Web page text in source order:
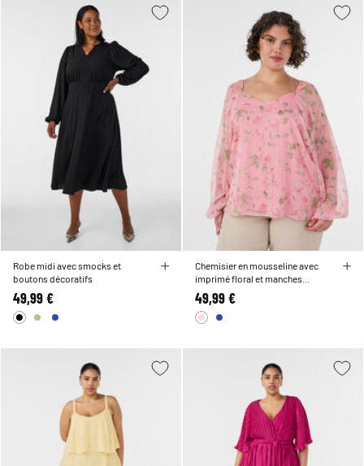
Robe midi avec smocks et
boutons décoratifs
49,99 €
Chemisier en mousseline avec
imprimé floral et manches
longues
49,99 €